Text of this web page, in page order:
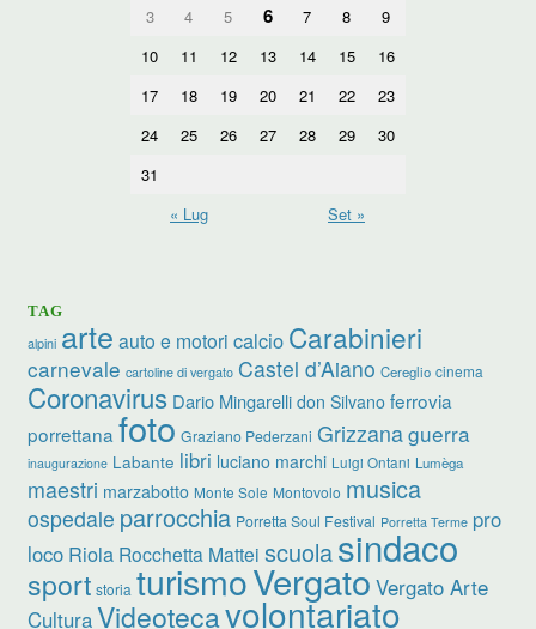
3
4 5 6 7 8
9
10
11 12 13 14 15
16
17
18 19 20 21 22
23
24
25 26 27 28 29
30
31
« Lug
Set »
TAG
alpini arte auto e motori calcio Carabinieri
carnevale cartoline di vergato Castel d’Aiano Cereglio cinema
Coronavirus Dario Mingarelli don Silvano ferrovia
porrettana foto Graziano Pederzani Grizzanaguerra
inaugurazione Labante libri luciano marchi Luigi Ontani Lumèga
maestri marzabotto Monte Sole Montovolo musica
ospedale parrocchia Porretta Soul Festival Porretta Terme pro
loco Riola Rocchetta Mattei scuolasindaco
sport storia turismoVergato Vergato Arte
CulturaVideotecavolontariato